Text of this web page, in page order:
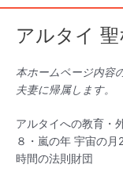
アルタイ
本ホームページ内容
夫妻に帰属します。
アルタイへの教育・
８・嵐の年 宇宙の
時間の法則財団